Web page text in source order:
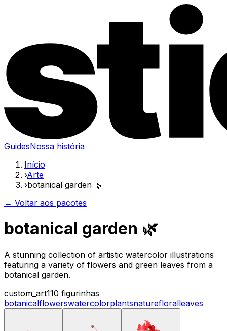
GuidesNossa história
Início
›Arte
›botanical garden 🌿
← Voltar aos pacotes
botanical garden 🌿
A stunning collection of artistic watercolor illustrations
featuring a variety of flowers and green leaves from a
botanical garden.
custom_art110 figurinhas
botanicalflowerswatercolorplantsnaturefloralleaves